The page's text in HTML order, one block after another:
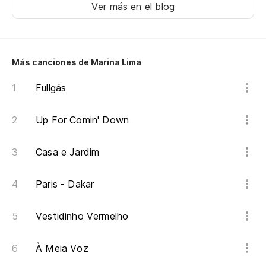
Ver más en el blog
Más canciones de Marina Lima
Fullgás
Up For Comin' Down
Casa e Jardim
Paris - Dakar
Vestidinho Vermelho
À Meia Voz